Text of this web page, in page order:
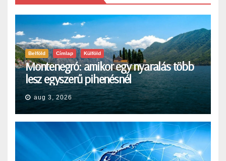
Belföld Címlap Külföld
Montenegró: amikor egy nyaralás több
lesz egyszerű pihenésnél
aug 3, 2026